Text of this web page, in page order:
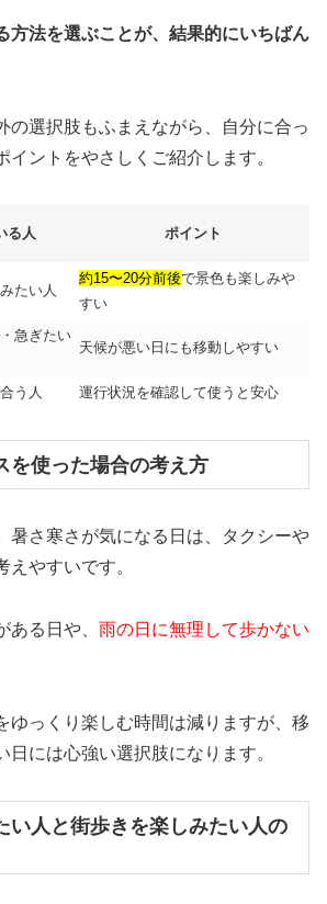
方法を選ぶことが、結果的にいちばん
の選択肢もふまえながら、自分に合っ
イントをやさしくご紹介します。
る人 ポイント
たい人
約15〜20分前後で景色も楽しみや
すい
急ぎたい
天候が悪い日にも移動しやすい
う人 運行状況を確認して使うと安心
を使った場合の考え方
暑さ寒さが気になる日は、タクシーや
えやすいです。
ある日や、 雨の日に無理して歩かない
ゆっくり楽しむ時間は減りますが、移
日には心強い選択肢になります。
い人と街歩きを楽しみたい人の